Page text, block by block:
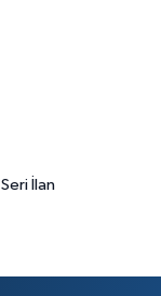
Seri İlan